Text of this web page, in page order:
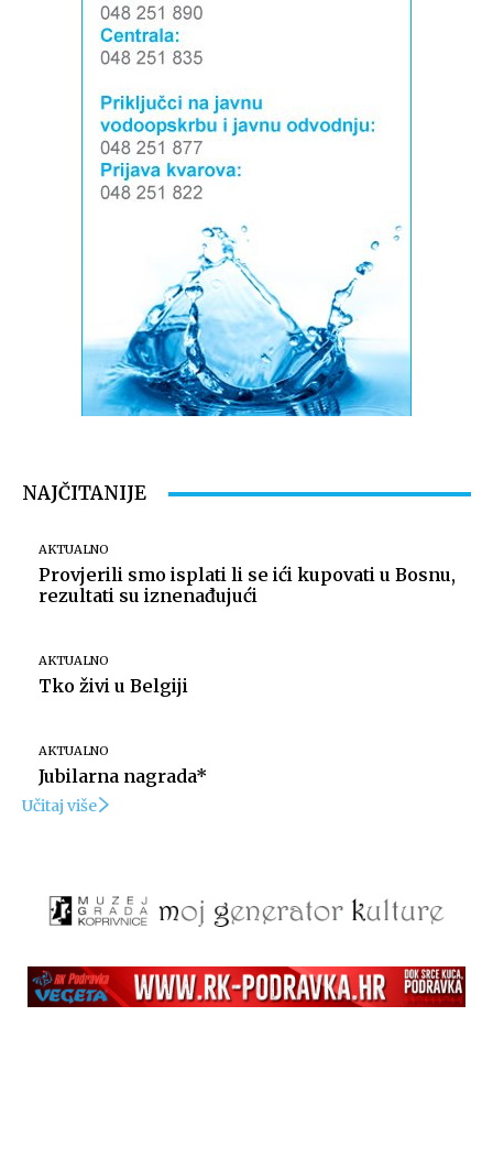
NAJČITANIJE
AKTUALNO
Provjerili smo isplati li se ići kupovati u Bosnu,
rezultati su iznenađujući
AKTUALNO
Tko živi u Belgiji
AKTUALNO
Jubilarna nagrada*
Učitaj više